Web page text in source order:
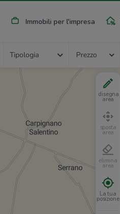
Immobili per l'impresa
Tipologia Prezzo
disegna
area
sposta
area
elimina
area
La tua
posizione